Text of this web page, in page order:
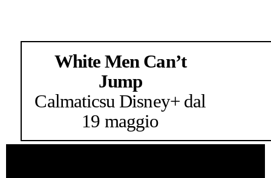
White Men Can’t
Jump
Calmaticsu Disney+ dal
19 maggio